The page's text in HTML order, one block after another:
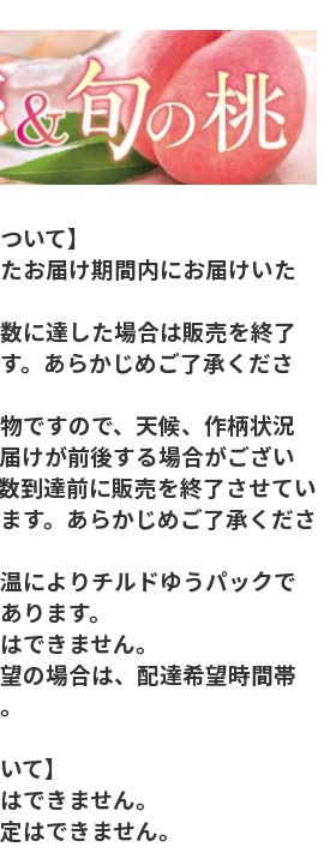
いて】
お届け期間内にお届けいた
に達した場合は販売を終了
。あらかじめご了承くださ
ですので、天候、作柄状況
けが前後する場合がござい
到達前に販売を終了させてい
す。あらかじめご了承くださ
によりチルドゆうパックで
ります。
できません。
の場合は、配達希望時間帯
て】
できません。
はできません。